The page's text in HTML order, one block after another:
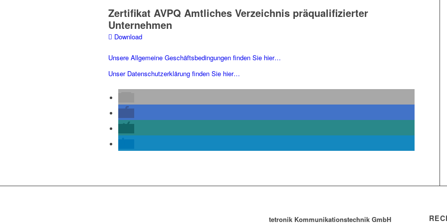
Zertifikat AVPQ Amtliches Verzeichnis präqualifizierter
Unternehmen
Download
Unsere Allgemeine Geschäftsbedingungen finden Sie hier…
Unser Datenschutzerklärung finden Sie hier…
tetronik Kommunikationstechnik GmbH